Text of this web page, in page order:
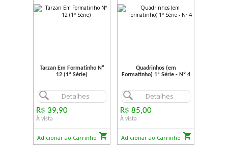
Tarzan Em Formatinho Nº
12 (1ª Série)
Detalhes
R$ 39,90
À vista
Adicionar ao Carrinho
Quadrinhos (em
Formatinho) 1ª Série - Nº 4
Detalhes
R$ 85,00
À vista
Adicionar ao Carrinho